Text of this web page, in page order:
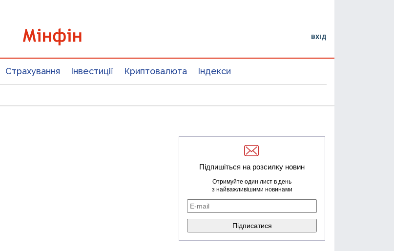
ВХІД
Страхування Інвестиції Криптовалюта Індекси
Підпишіться на розсилку новин
Отримуйте один лист в день
з найважливішими новинами